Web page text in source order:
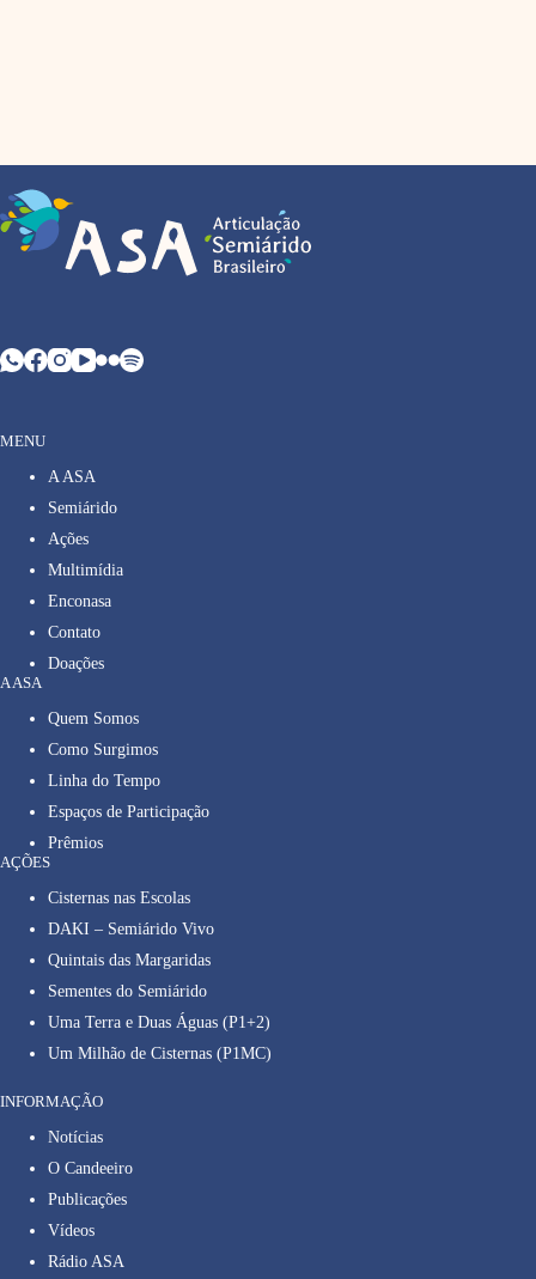
MENU
A ASA
Semiárido
Ações
Multimídia
Enconasa
Contato
Doações
A ASA
Quem Somos
Como Surgimos
Linha do Tempo
Espaços de Participação
Prêmios
AÇÕES
Cisternas nas Escolas
DAKI – Semiárido Vivo
Quintais das Margaridas
Sementes do Semiárido
Uma Terra e Duas Águas (P1+2)
Um Milhão de Cisternas (P1MC)
INFORMAÇÃO
Notícias
O Candeeiro
Publicações
Vídeos
Rádio ASA